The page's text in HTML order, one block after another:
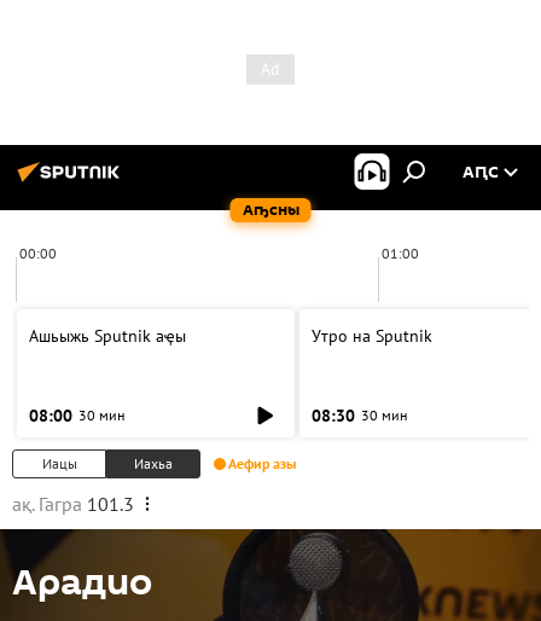
Аҧсны
АԤС
00:00 01:00
Ашьыжь Sputnik аҿы
08:00 30 мин
Утро на Sputnik
08:30 30 мин
Иацы Иахьа Аефир азы
ақ. Гагра 101.3
Арадио